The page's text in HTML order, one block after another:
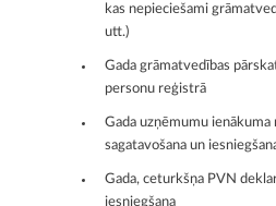
kas nepieciešami
utt.)
Gada grāmatvedības
personu reģistrā
Gada uzņēmumu ienākuma
sagatavošana un
Gada, ceturkšņa PVN
iesniegšana